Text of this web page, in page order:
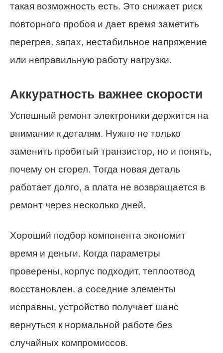
такая возможность есть. Это снижает риск
повторного пробоя и дает время заметить
перегрев, запах, нестабильное напряжение
или неправильную работу нагрузки.
Аккуратность важнее скорости
Успешный ремонт электроники держится на
внимании к деталям. Нужно не только
заменить пробитый транзистор, но и понять,
почему он сгорел. Тогда новая деталь
работает долго, а плата не возвращается в
ремонт через несколько дней.
Хороший подбор компонента экономит
время и деньги. Когда параметры
проверены, корпус подходит, теплоотвод
восстановлен, а соседние элементы
исправны, устройство получает шанс
вернуться к нормальной работе без
случайных компромиссов.